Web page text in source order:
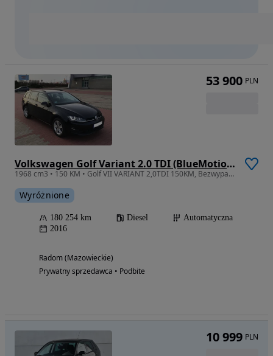
Volkswagen Golf Variant 2.0 TDI (BlueMotion Technology) DSG Comfortline
1968 cm3 • 150 KM • Golf VII VARIANT 2,0TDI 150KM, Bezwypadkowy, DSG, serwisowany w ASO VW
Wyróżnione
180 254 km Diesel
Automatyczna
2016
Radom (Mazowieckie)
Prywatny sprzedawca • Podbite
53 900 PLN
10 999 PLN